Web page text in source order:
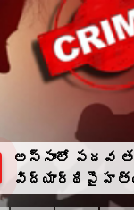
అస్సాంలో పదవ
విద్యార్థిపై
ఫంక్షన్‌కు